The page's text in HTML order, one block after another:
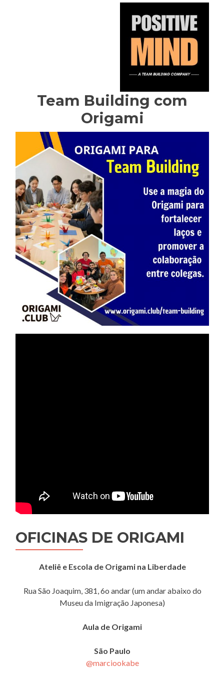
Team Building com
Origami
OFICINAS DE ORIGAMI
Ateliê e Escola de Origami na Liberdade
Rua São Joaquim, 381, 6o andar (um andar abaixo do
Museu da Imigração Japonesa)
Aula de Origami
São Paulo
@marciookabe